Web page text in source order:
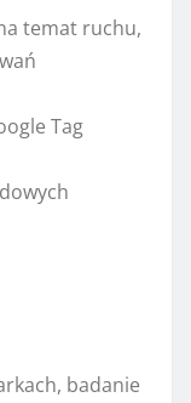
temat ruchu,
Tag
badanie